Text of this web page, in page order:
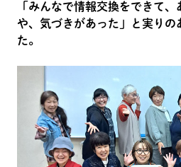
「みんなで情報交換をできて
や、気づきがあった」と実りの
た。